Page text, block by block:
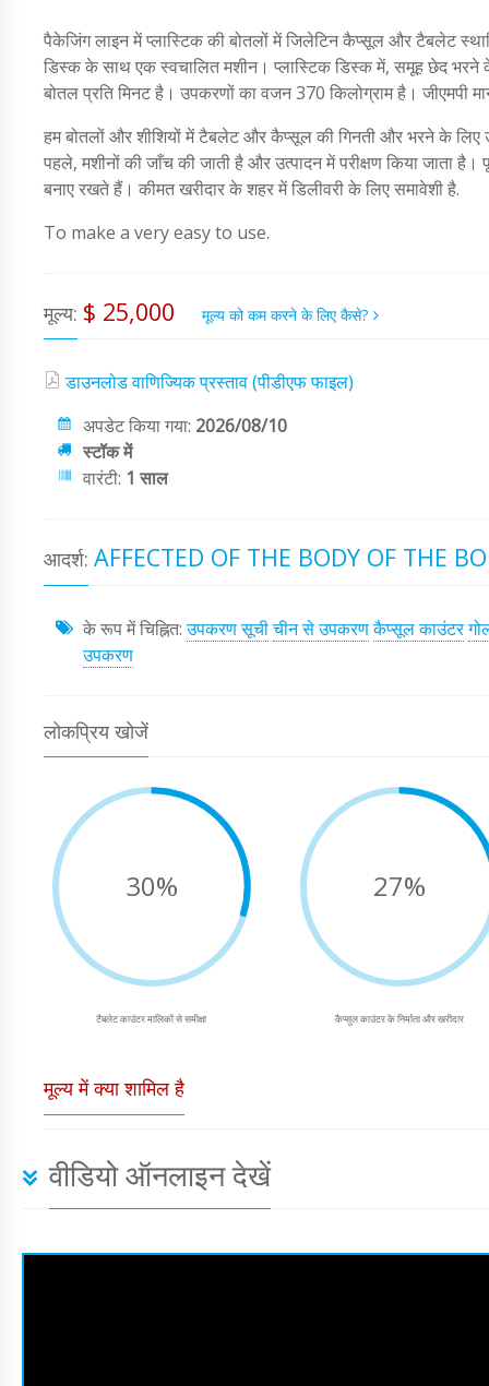
पैकेजिंग लाइन में प्लास्टिक की बोतलों में जिलेटिन कैप्सूल और टैबलेट
डिस्क के साथ एक स्वचालित मशीन। प्लास्टिक डिस्क में, समूह छेद
बोतल प्रति मिनट है। उपकरणों का वजन 370 किलोग्राम है। जीएमपी
हम बोतलों और शीशियों में टैबलेट और कैप्सूल की गिनती और भरने के
पहले, मशीनों की जाँच की जाती है और उत्पादन में परीक्षण किया जाता है।
बनाए रखते हैं। कीमत खरीदार के शहर में डिलीवरी के लिए समावेशी है.
To make a very easy to use.
मूल्य: $ 25,000 मूल्य को कम करने के लिए कैसे?
डाउनलोड वाणिज्यिक प्रस्ताव (पीडीएफ फाइल)
अपडेट किया गया: 2026/08/10
स्टॉक में
वारंटी: 1 साल
आदर्श: AFFECTED OF THE BODY OF THE
के रूप में चिह्नित:उपकरण सूचीचीन से उपकरणकैप्सूल काउंटर
उपकरण
लोकप्रिय खोजें
30%
टैबलेट काउंटर मालिकों से समीक्षा
27%
कैप्सूल काउंटर के निर्माता और खरीदार
मूल्य में क्या शामिल है
वीडियो ऑनलाइन देखें